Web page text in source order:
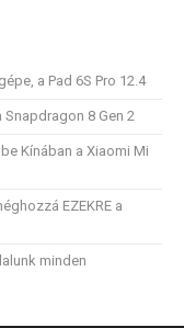
a Pad 6S Pro 12.4
8 Gen 2
Kínában a Xiaomi Mi
EZEKRE a
minden